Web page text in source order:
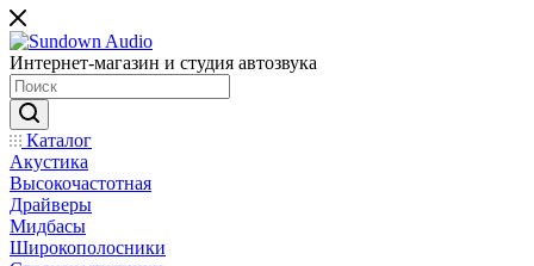
Интернет-магазин и студия автозвука
Каталог
Акустика
Высокочастотная
Драйверы
Мидбасы
Широкополосники